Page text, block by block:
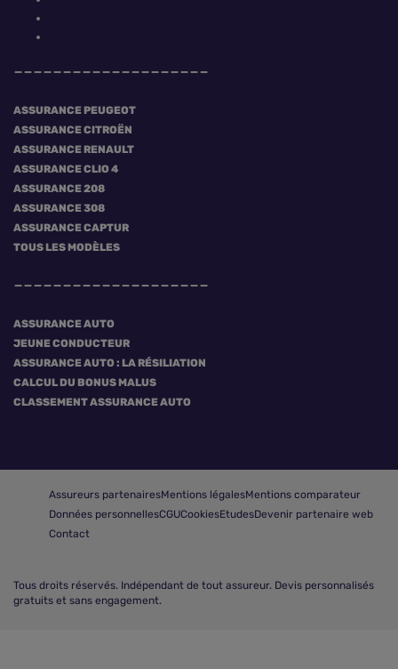
ASSURANCE PEUGEOT
ASSURANCE CITROËN
ASSURANCE RENAULT
ASSURANCE CLIO 4
ASSURANCE 208
ASSURANCE 308
ASSURANCE CAPTUR
TOUS LES MODÈLES
ASSURANCE AUTO
JEUNE CONDUCTEUR
ASSURANCE AUTO : LA RÉSILIATION
CALCUL DU BONUS MALUS
CLASSEMENT ASSURANCE AUTO
Assureurs partenairesMentions légalesMentions comparateur
Données personnellesCGUCookiesEtudesDevenir partenaire web
Contact
Tous droits réservés. Indépendant de tout assureur. Devis personnalisés
gratuits et sans engagement.